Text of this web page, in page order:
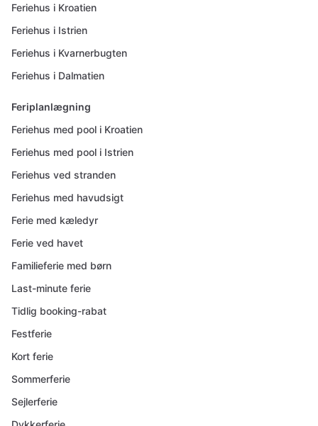
Feriehus i Kroatien
Feriehus i Istrien
Feriehus i Kvarnerbugten
Feriehus i Dalmatien
Feriplanlægning
Feriehus med pool i Kroatien
Feriehus med pool i Istrien
Feriehus ved stranden
Feriehus med havudsigt
Ferie med kæledyr
Ferie ved havet
Familieferie med børn
Last-minute ferie
Tidlig booking-rabat
Festferie
Kort ferie
Sommerferie
Sejlerferie